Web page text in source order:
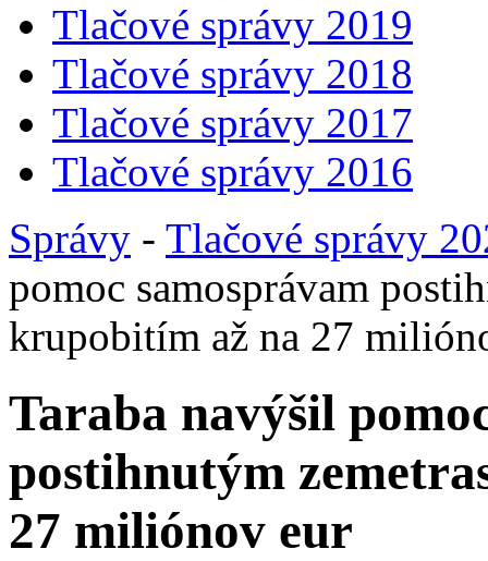
Tlačové správy 2019
Tlačové správy 2018
Tlačové správy 2017
Tlačové správy 2016
Správy - Tlačové správy
pomoc samosprávam
krupobitím až na 27
Taraba navýšil
postihnutým
27 miliónov eur